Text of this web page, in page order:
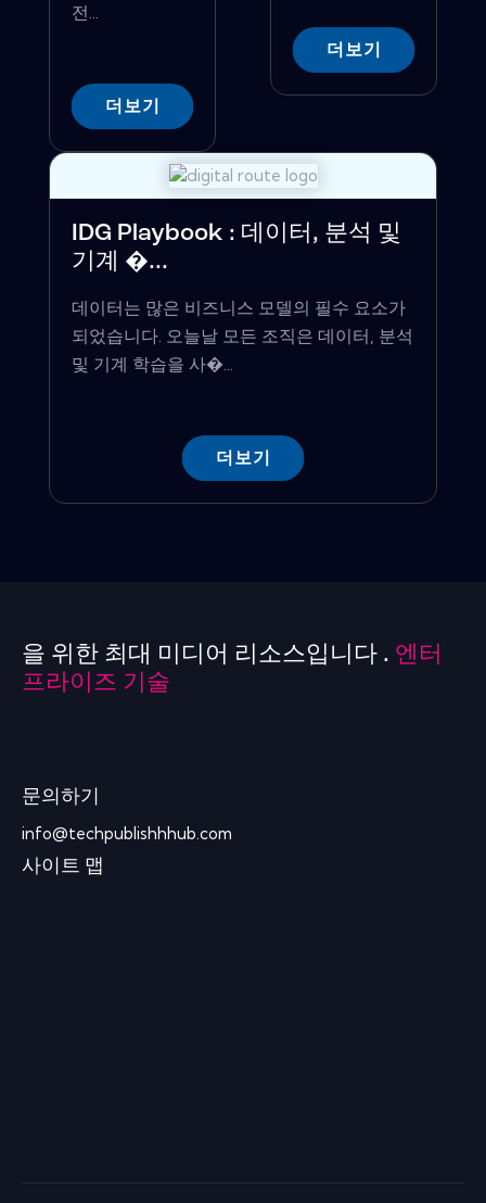
전...
더보기
더보기
IDG Playbook : 데이터, 분석 및
기계 �...
데이터는 많은 비즈니스 모델의 필수 요소가
되었습니다. 오늘날 모든 조직은 데이터, 분석
및 기계 학습을 사�...
더보기
을 위한 최대 미디어 리소스입니다 . 엔터
프라이즈 기술
문의하기
info@techpublishhhub.com
사이트 맵